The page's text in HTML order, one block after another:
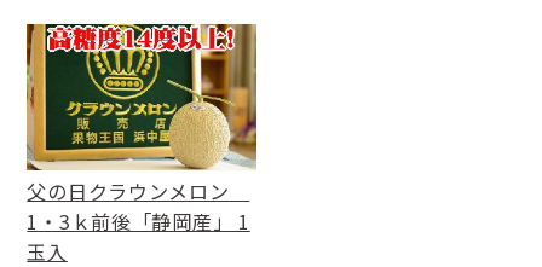
父の日クラウンメロン
1・3ｋ前後「静岡産」 1
玉入